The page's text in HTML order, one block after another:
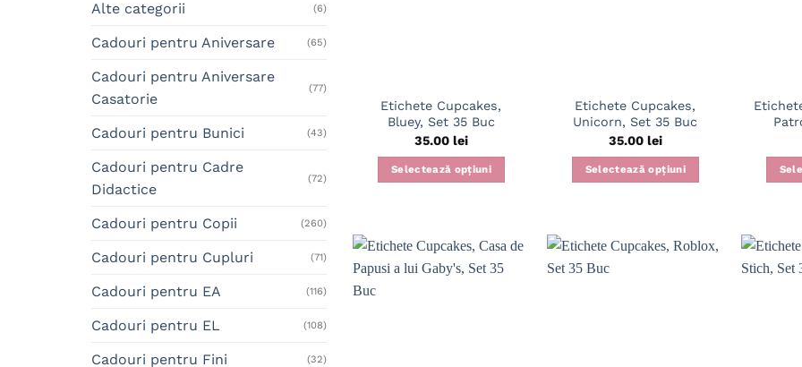
Alte categorii (6)
Cadouri pentru Aniversare (65)
Cadouri pentru Aniversare
Casatorie
(77)
Cadouri pentru Bunici (43)
Cadouri pentru Cadre
Didactice
(72)
Cadouri pentru Copii (260)
Cadouri pentru Cupluri (71)
Cadouri pentru EA (116)
Cadouri pentru EL (108)
Cadouri pentru Fini (32)
Etichete Cupcakes,
Bluey, Set 35 Buc
35.00 lei
Selectează opțiuni
Etichete Cupcakes,
Unicorn, Set 35 Buc
35.00 lei
Selectează opțiuni